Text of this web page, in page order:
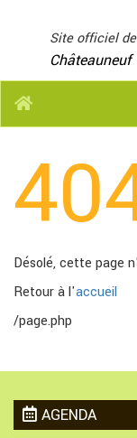
Site officiel
Châteauneuf
Désolé, cette page
Retour à l'accueil
/page.php
AGENDA